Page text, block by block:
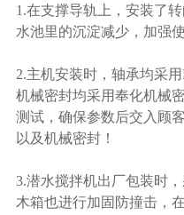
1.在支撑导轨上，安装了
水池里的沉淀减少，加强
2.主机安装时，轴承均采
机械密封均采用奉化机械
测试，确保参数后交入顾
以及机械密封！
3.潜水搅拌机出厂包装时
木箱也进行加固防撞击，